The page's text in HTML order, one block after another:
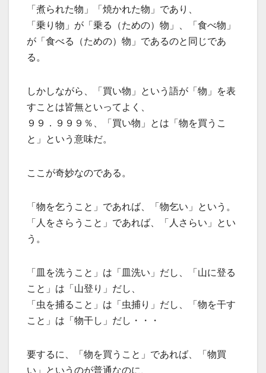
「煮られた物」「焼かれた物」であり、
「乗り物」が「乗る（ための）物」、「食べ物」
が「食べる（ための）物」であるのと同じであ
る。
しかしながら、「買い物」という語が「物」を表
すことは皆無といってよく、
９９．９９９％、「買い物」とは「物を買うこ
と」という意味だ。
ここが奇妙なのである。
「物を乞うこと」であれば、「物乞い」という。
「人をさらうこと」であれば、「人さらい」とい
う。
「皿を洗うこと」は「皿洗い」だし、「山に登る
こと」は「山登り」だし、
「虫を捕ること」は「虫捕り」だし、「物を干す
こと」は「物干し」だし・・・
要するに、「物を買うこと」であれば、「物買
い」というのが普通なのに、